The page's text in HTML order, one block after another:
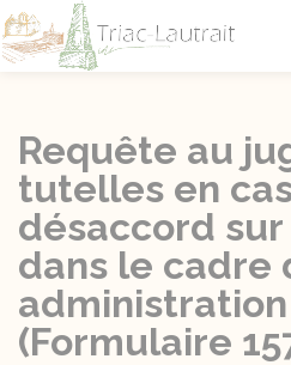
Requête au
tutelles en
désaccord
dans le cadre
(Formulaire